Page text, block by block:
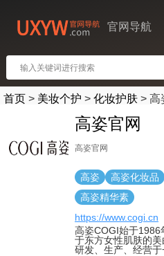
官网导航
首页 > 美妆个护 > 化妆护肤 > 高
高姿官网
高姿官网
高姿 高姿化妆品
高姿精华素
https://www.cogi.cn
高姿COGI始于1986
于东方女性肌肤的
研发、生产、经营于